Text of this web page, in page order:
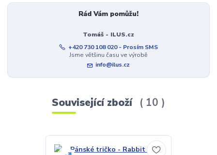
Rád Vám pomůžu!
Tomáš - ILUS.cz
+420 730 108 020 - Prosím SMS
Jsme většinu času ve výrobě
info@ilus.cz
Související zboží 10